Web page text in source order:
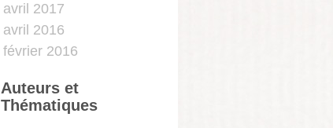
avril 2017
avril 2016
février 2016
Auteurs et
Thématiques
…